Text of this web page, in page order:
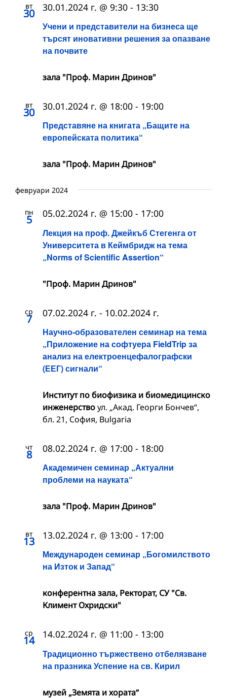
вт
30
Учени и представители на бизнеса ще
търсят иновативни решения за опазване
на почвите
30.01.2024 г. @ 9:30 - 13:30
зала "Проф. Марин Дринов"
вт
30
Представяне на книгата „Бащите на
европейската политика“
30.01.2024 г. @ 18:00 - 19:00
зала "Проф. Марин Дринов"
февруари 2024
пн
5
Лекция на проф. Джейкъб Стегенга от
Университета в Кеймбридж на тема
„Norms of Scientific Assertion“
05.02.2024 г. @ 15:00 - 17:00
"Проф. Марин Дринов"
ср
7
Научно-образователен семинар на тема
„Приложение на софтуера FieldTrip за
анализ на електроенцефалографски
(ЕЕГ) сигнали“
07.02.2024 г. - 10.02.2024 г.
Институт по биофизика и биомедицинско
инженерствоул. „Акад. Георги Бончев“,
бл. 21, София, Bulgaria
чт
8
Академичен семинар „Актуални
проблеми на науката“
08.02.2024 г. @ 17:00 - 18:00
зала "Проф. Марин Дринов"
вт
13
Международен семинар „Богомилството
на Изток и Запад“
13.02.2024 г. @ 13:00 - 17:00
конферентна зала, Ректорат, СУ "Св.
Климент Охридски"
ср
14
Традиционно тържествено отбелязване
на празника Успение на св. Кирил
14.02.2024 г. @ 11:00 - 13:00
музей „Земята и хората“